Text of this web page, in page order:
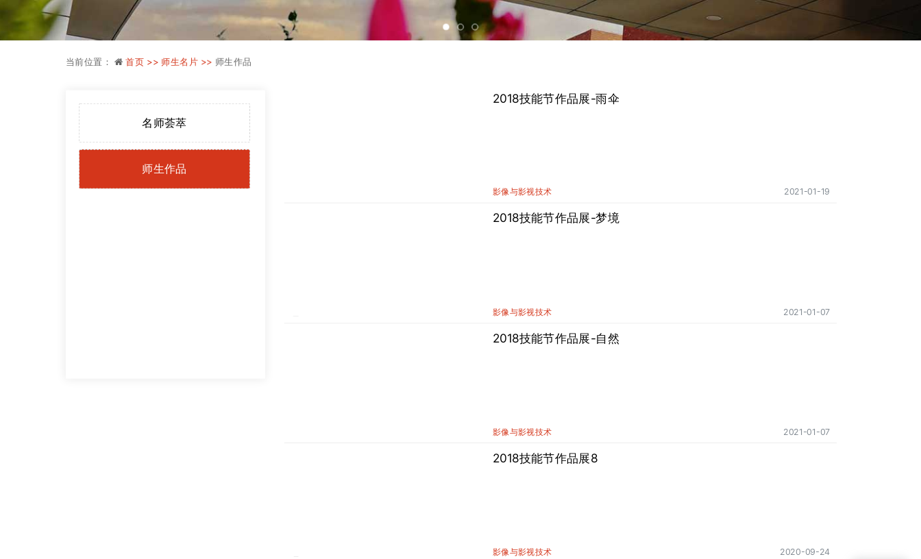
当前位置： 首页 >> 师生名片 >> 师生作品
名师荟萃
师生作品
2018技能节作品展-雨伞
影像与影视技术 2021-01-19
2018技能节作品展-梦境
影像与影视技术 2021-01-07
2018技能节作品展-自然
影像与影视技术 2021-01-07
2018技能节作品展8
影像与影视技术 2020-09-24